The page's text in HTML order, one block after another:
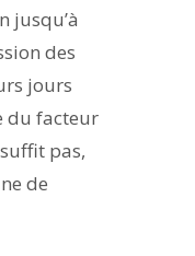
jusqu’à
des
jours
du facteur
pas,
de